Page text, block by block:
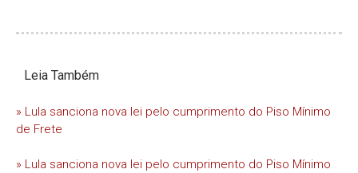
Leia Também
» Lula sanciona nova lei pelo cumprimento do Piso Mínimo
de Frete
» Lula sanciona nova lei pelo cumprimento do Piso Mínimo